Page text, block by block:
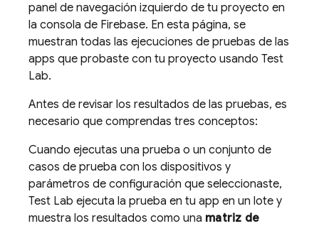
panel de navegación izquierdo de tu proyecto en
la consola de Firebase. En esta página, se
muestran todas las ejecuciones de pruebas de las
apps que probaste con tu proyecto usando Test
Lab.
Antes de revisar los resultados de las pruebas, es
necesario que comprendas tres conceptos:
Cuando ejecutas una prueba o un conjunto de
casos de prueba con los dispositivos y
parámetros de configuración que seleccionaste,
Test Lab ejecuta la prueba en tu app en un lote y
muestra los resultados como una matriz de